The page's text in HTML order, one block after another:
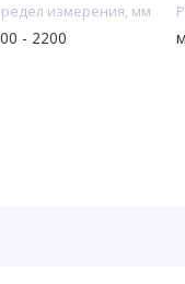
измерения, мм
- 2200